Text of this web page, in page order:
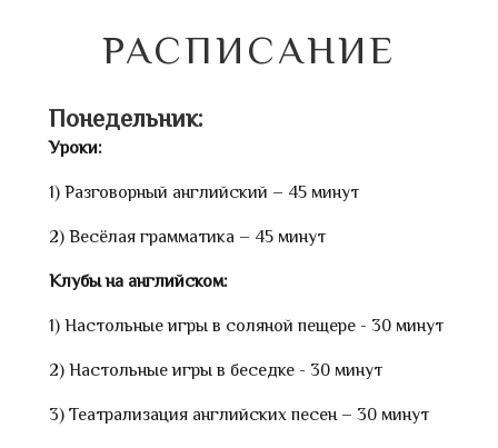
РАСПИСАНИЕ
Понедельник:
Уроки:
1) Разговорный английский – 45 минут
2) Весёлая грамматика – 45 минут
Клубы на английском:
1) Настольные игры в соляной пещере - 30 минут
2) Настольные игры в беседке - 30 минут
3) Театрализация английских песен – 30 минут